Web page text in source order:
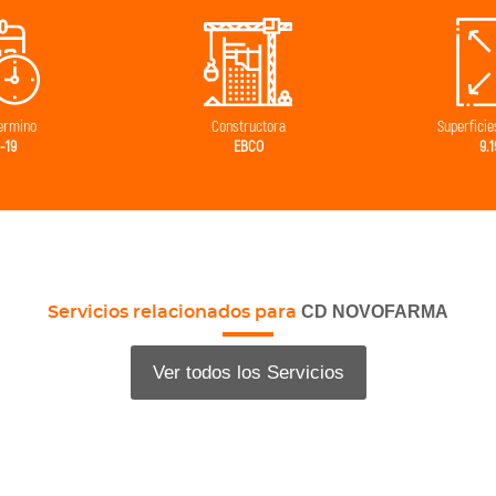
Superficies Construida
9.194,86
Logística
Servicios relacionados para CD NOVOFARMA
Ver todos los Servicios